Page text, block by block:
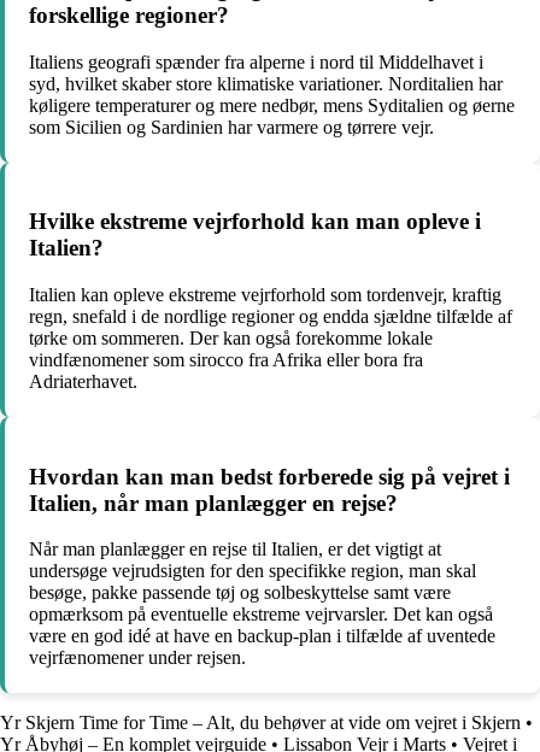
forskellige regioner?
Italiens geografi spænder fra alperne i nord til Middelhavet i
syd, hvilket skaber store klimatiske variationer. Norditalien har
køligere temperaturer og mere nedbør, mens Syditalien og øerne
som Sicilien og Sardinien har varmere og tørrere vejr.
Hvilke ekstreme vejrforhold kan man opleve i
Italien?
Italien kan opleve ekstreme vejrforhold som tordenvejr, kraftig
regn, snefald i de nordlige regioner og endda sjældne tilfælde af
tørke om sommeren. Der kan også forekomme lokale
vindfænomener som sirocco fra Afrika eller bora fra
Adriaterhavet.
Hvordan kan man bedst forberede sig på vejret i
Italien, når man planlægger en rejse?
Når man planlægger en rejse til Italien, er det vigtigt at
undersøge vejrudsigten for den specifikke region, man skal
besøge, pakke passende tøj og solbeskyttelse samt være
opmærksom på eventuelle ekstreme vejrvarsler. Det kan også
være en god idé at have en backup-plan i tilfælde af uventede
vejrfænomener under rejsen.
Yr Skjern Time for Time – Alt, du behøver at vide om vejret i Skjern •
Yr Åbyhøj – En komplet vejrguide • Lissabon Vejr i Marts • Vejret i